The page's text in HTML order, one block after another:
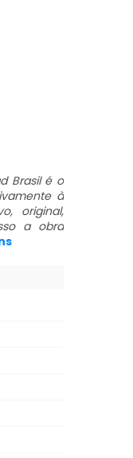
Brasil é o
à
original,
a obra